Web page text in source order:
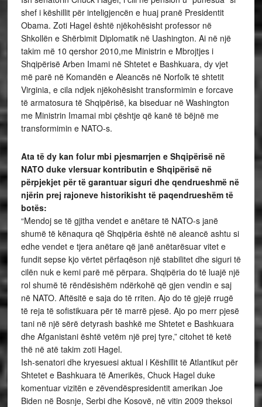
shef i këshillit për inteligjencën e huaj pranë Presidentit
Obama. Zoti Hagel është njëkohësisht professor në
Shkollën e Shërbimit Diplomatik në Uashington. Ai në një
takim më 10 qershor 2010,me Ministrin e Mbrojtjes i
Shqipërisë Arben Imami në Shtetet e Bashkuara, dy vjet
më parë në Komandën e Aleancës në Norfolk të shtetit
Virginia, e cila ndjek njëkohësisht transformimin e forcave
të armatosura të Shqipërisë, ka biseduar në Washington
me Ministrin Imamai mbi çështje që kanë të bëjnë me
transformimin e NATO-s.
Ata të dy kan folur mbi pjesmarrjen e Shqipërisë në
NATO duke vlersuar kontributin e Shqipërisë në
përpjekjet për të garantuar siguri dhe qendrueshmë në
njërin prej rajoneve historikisht të paqendrueshëm të
botës:
“Mendoj se të gjitha vendet e anëtare të NATO-s janë
shumë të kënaqura që Shqipëria është në aleancë ashtu si
edhe vendet e tjera anëtare që janë anëtarësuar vitet e
fundit sepse kjo vërtet përfaqëson një stabilitet dhe siguri të
cilën nuk e kemi parë më përpara. Shqipëria do të luajë një
rol shumë të rëndësishëm ndërkohë që gjen vendin e saj
në NATO. Aftësitë e saja do të rriten. Ajo do të gjejë rrugë
të reja të sofistikuara për të marrë pjesë. Ajo po merr pjesë
tani në një sërë detyrash bashkë me Shtetet e Bashkuara
dhe Afganistani është vetëm një prej tyre,” citohet të ketë
thë në atë takim zoti Hagel.
Ish-senatori dhe kryesuesi aktual i Këshillit të Atlantikut për
Shtetet e Bashkuara të Amerikës, Chuck Hagel duke
komentuar vizitën e zëvendëspresidentit amerikan Joe
Biden në Bosnje, Serbi dhe Kosovë, në vitin 2009 theksoi